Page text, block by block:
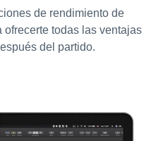
de rendimiento de
todas las ventajas
del partido.